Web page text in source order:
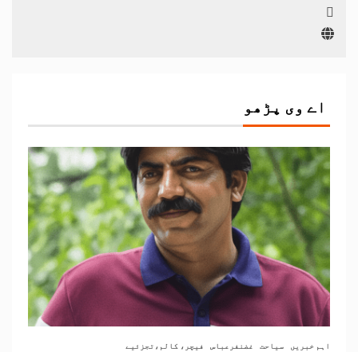
اے وی پڑھو
اہم خبریں سیاحت غضنفرعباس فیچر، کالم،تجزئیے